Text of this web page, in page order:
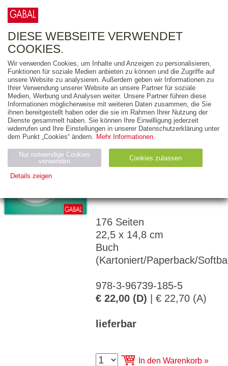
FLORIAN PRESSLER
Sich durchsetzen
ohne Ellenbogen
WIE SIE VON
ANDEREN
BEKOMMEN, WAS SIE
WOLLEN, OHNE
176 Seiten
22,5 x 14,8 cm
Buch
(Kartoniert/Paperback/
978-3-96739-185-5
€ 22,00 (D) | € 22,70 (A)
lieferbar
In den Warenkorb
DIESE WEBSEITE VERWENDET
COOKIES.
Wir verwenden Cookies, um Inhalte und Anzeigen zu personalisieren,
Funktionen für soziale Medien anbieten zu können und die Zugriffe auf
unsere Website zu analysieren. Außerdem geben wir Informationen zu
Ihrer Verwendung unserer Website an unsere Partner für soziale
Medien, Werbung und Analysen weiter. Unsere Partner führen diese
Informationen möglicherweise mit weiteren Daten zusammen, die Sie
ihnen bereitgestellt haben oder die sie im Rahmen Ihrer Nutzung der
Dienste gesammelt haben. Sie können Ihre Einwilligung jederzeit
widerrufen und Ihre Einstellungen in unserer Datenschutzerklärung unter
dem Punkt „Cookies“ ändern. Mehr Informationen.
Nur notwendige Cookies
verwenden
Cookies zulassen
Details zeigen
er
Zweck
Wird für die Speicherung der Benutzer-
Session verwendet
Speichert den Zustimmungsstatus des
90
H